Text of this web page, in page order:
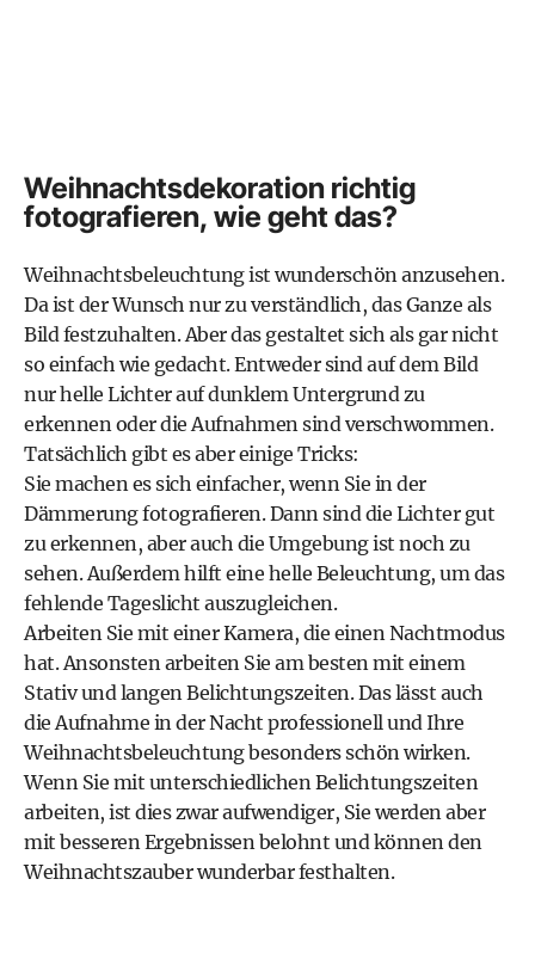
Weihnachtsdekoration richtig
fotografieren, wie geht das?
Weihnachtsbeleuchtung ist wunderschön anzusehen.
Da ist der Wunsch nur zu verständlich, das Ganze als
Bild festzuhalten. Aber das gestaltet sich als gar nicht
so einfach wie gedacht. Entweder sind auf dem Bild
nur helle Lichter auf dunklem Untergrund zu
erkennen oder die Aufnahmen sind verschwommen.
Tatsächlich gibt es aber einige Tricks:
Sie machen es sich einfacher, wenn Sie in der
Dämmerung fotografieren. Dann sind die Lichter gut
zu erkennen, aber auch die Umgebung ist noch zu
sehen. Außerdem hilft eine helle Beleuchtung, um das
fehlende Tageslicht auszugleichen.
Arbeiten Sie mit einer Kamera, die einen Nachtmodus
hat. Ansonsten arbeiten Sie am besten mit einem
Stativ und langen Belichtungszeiten. Das lässt auch
die Aufnahme in der Nacht professionell und Ihre
Weihnachtsbeleuchtung besonders schön wirken.
Wenn Sie mit unterschiedlichen Belichtungszeiten
arbeiten, ist dies zwar aufwendiger, Sie werden aber
mit besseren Ergebnissen belohnt und können den
Weihnachtszauber wunderbar festhalten.